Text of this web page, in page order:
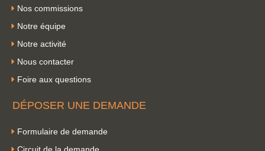
Nos commissions
Notre équipe
Notre activité
Nous contacter
Foire aux questions
DÉPOSER UNE DEMANDE
Formulaire de demande